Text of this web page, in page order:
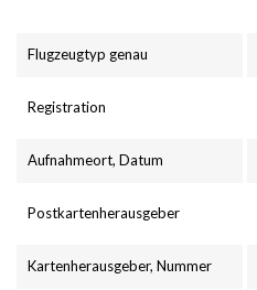
Flugzeugtyp genau
Registration
Aufnahmeort, Datum
Postkartenherausgeber
Kartenherausgeber, Nummer